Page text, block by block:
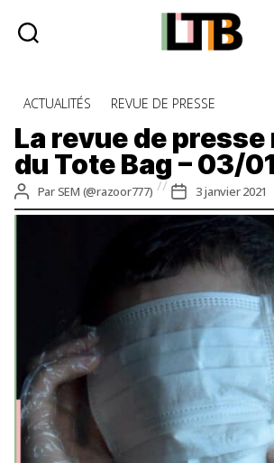
Bag
-
Média
Catégories
ACTUALITÉS REVUE DE PRESSE
La revue de
du Tote Bag – 03/
Auteur
de
ParSEM (@razoor777)
Date
de
l’article
3 janvier 2021